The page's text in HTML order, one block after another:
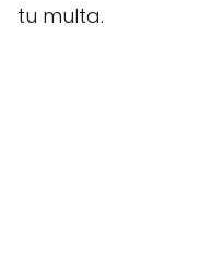
tu multa.